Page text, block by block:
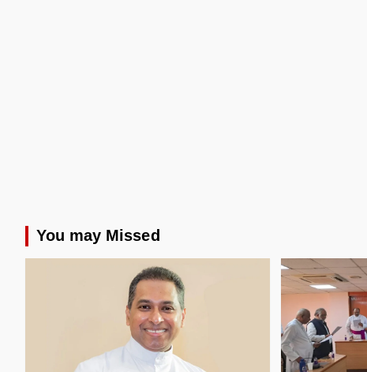
You may Missed